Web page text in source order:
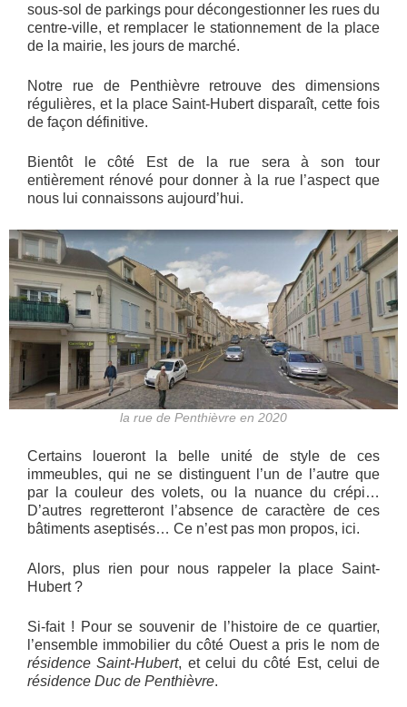
sous-sol de parkings pour décongestionner les rues du
centre-ville, et remplacer le stationnement de la place
de la mairie, les jours de marché.
Notre rue de Penthièvre retrouve des dimensions
régulières, et la place Saint-Hubert disparaît, cette fois
de façon définitive.
Bientôt le côté Est de la rue sera à son tour
entièrement rénové pour donner à la rue l’aspect que
nous lui connaissons aujourd’hui.
la rue de Penthièvre en 2020
Certains loueront la belle unité de style de ces
immeubles, qui ne se distinguent l’un de l’autre que
par la couleur des volets, ou la nuance du crépi…
D’autres regretteront l’absence de caractère de ces
bâtiments aseptisés… Ce n’est pas mon propos, ici.
Alors, plus rien pour nous rappeler la place Saint-
Hubert ?
Si-fait ! Pour se souvenir de l’histoire de ce quartier,
l’ensemble immobilier du côté Ouest a pris le nom de
résidence Saint-Hubert, et celui du côté Est, celui de
résidence Duc de Penthièvre.